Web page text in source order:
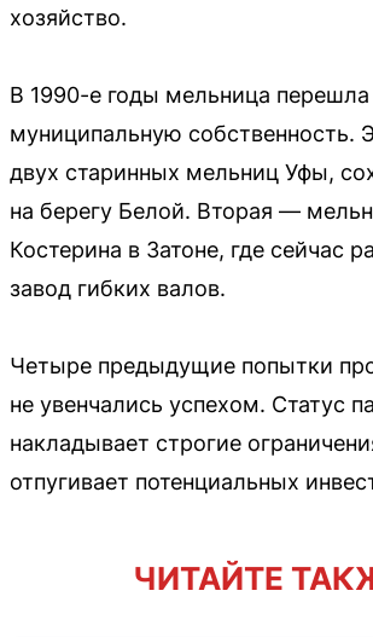
хозяйство.
В 1990-е годы мельница перешла
муниципальную собственность.
двух старинных мельниц Уфы,
на берегу Белой. Вторая —
Костерина в Затоне, где сейчас
завод гибких валов.
Четыре предыдущие попытки
не увенчались успехом. Статус
накладывает строгие
отпугивает потенциальных
ЧИТАЙТЕ